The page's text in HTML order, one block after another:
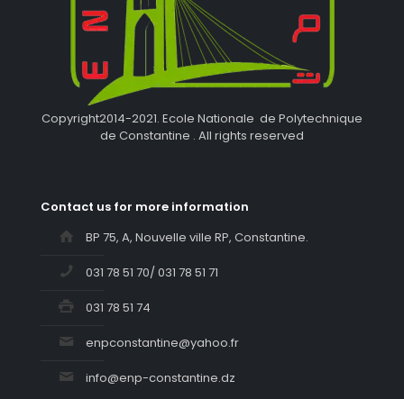
Copyright2014-2021. Ecole Nationale de Polytechnique
de Constantine . All rights reserved
Contact us for more information
BP 75, A, Nouvelle ville RP, Constantine.
031 78 51 70/ 031 78 51 71
031 78 51 74
enpconstantine@yahoo.fr
info@enp-constantine.dz